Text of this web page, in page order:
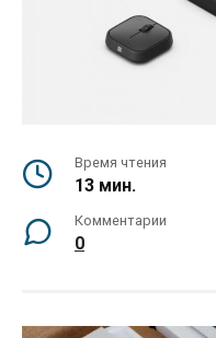
Время чтения
13 мин.
Комментарии
0